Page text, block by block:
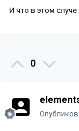
И что в этом
0